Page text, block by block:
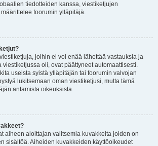
tiedotteiden kanssa, viestiketjujen
foorumin ylläpitäjä.
joihin ei voi enää lähettää vastauksia ja
viestiketjussa oli, ovat päättyneet automaattisesti.
useista syistä ylläpitäjän tai foorumin valvojan
lukitsemaan oman viestiketjusi, mutta tämä
antamista oikeuksista.
aiheen aloittajan valitsemia kuvakkeita joiden on
sisältöä. Aiheiden kuvakkeiden käyttöoikeudet